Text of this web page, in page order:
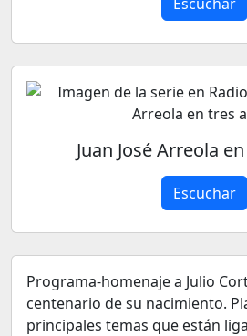
Juan José Arreola
Escuchar
Programa-homenaje a Julio
centenario de su nacimiento.
principales temas que están